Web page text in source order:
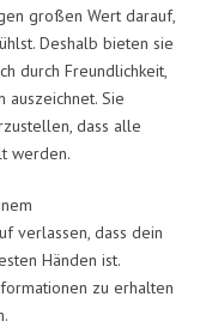
großen Wert darauf,
Deshalb bieten sie
durch Freundlichkeit,
auszeichnet. Sie
dass alle
werden.
verlassen, dass dein
Händen ist.
zu erhalten